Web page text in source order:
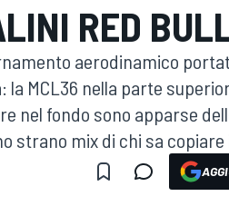
RED
aerodinamico
MCL36 nella parte
nel fondo sono apparse
strano mix di chi sa copiare